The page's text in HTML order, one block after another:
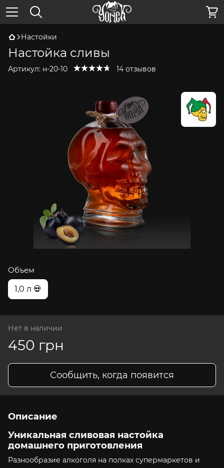
Настойки
Настойка сливы
Артикул: н-20-10 14 отзывов
Объем
1,0 л 💀
Нет в наличии
450 грн
Сообщить, когда появится
Описание
Уникальная сливовая настойка
домашнего приготовления
Разнообразие алкоголя на полках супермаркетов и